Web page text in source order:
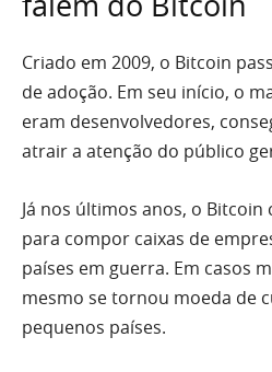
Criado em 2009, o Bitcoin
de adoção. Em seu início, o
eram desenvolvedores,
atrair a atenção do público
Já nos últimos anos, o
para compor caixas de
países em guerra. Em casos
mesmo se tornou moeda de
pequenos países.